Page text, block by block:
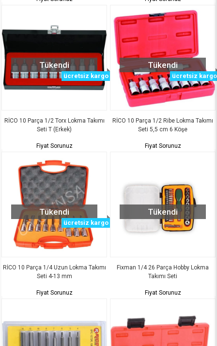
Tükendi
RİCO 10 Parça 1/2 Torx Lokma Takımı
Seti T (Erkek)
ücretsiz kargo
Fiyat Sorunuz
Tükendi
RİCO 10 Parça 1/2 Ribe Lokma Takımı
Seti 5,5 cm 6 Köşe
ücretsiz kargo
Fiyat Sorunuz
Tükendi
RİCO 10 Parça 1/4 Uzun Lokma Takımı
Seti 4-13 mm
ücretsiz kargo
Fiyat Sorunuz
Tükendi
Fixman 1/4 26 Parça Hobby Lokma
Takımı Seti
Fiyat Sorunuz